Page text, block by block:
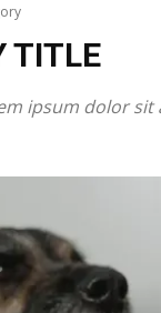
TITLE
ipsum dolor